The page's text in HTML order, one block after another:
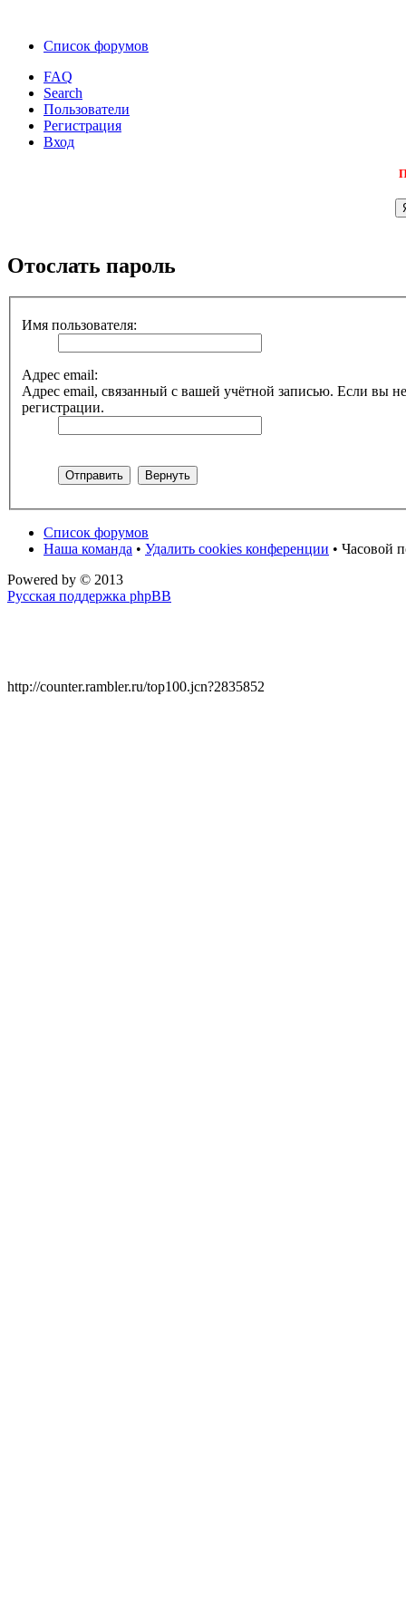
Список форумов
FAQ
Search
Пользователи
Регистрация
Вход
Отослать пароль
Имя пользователя:
Адрес email:
Адрес email, связанный с вашей учётной записью. Если вы
регистрации.
Список форумов
Наша команда • Удалить cookies конференции • Часовой
Powered by © 2013
Русская поддержка phpBB
http://counter.rambler.ru/top100.jcn?2835852